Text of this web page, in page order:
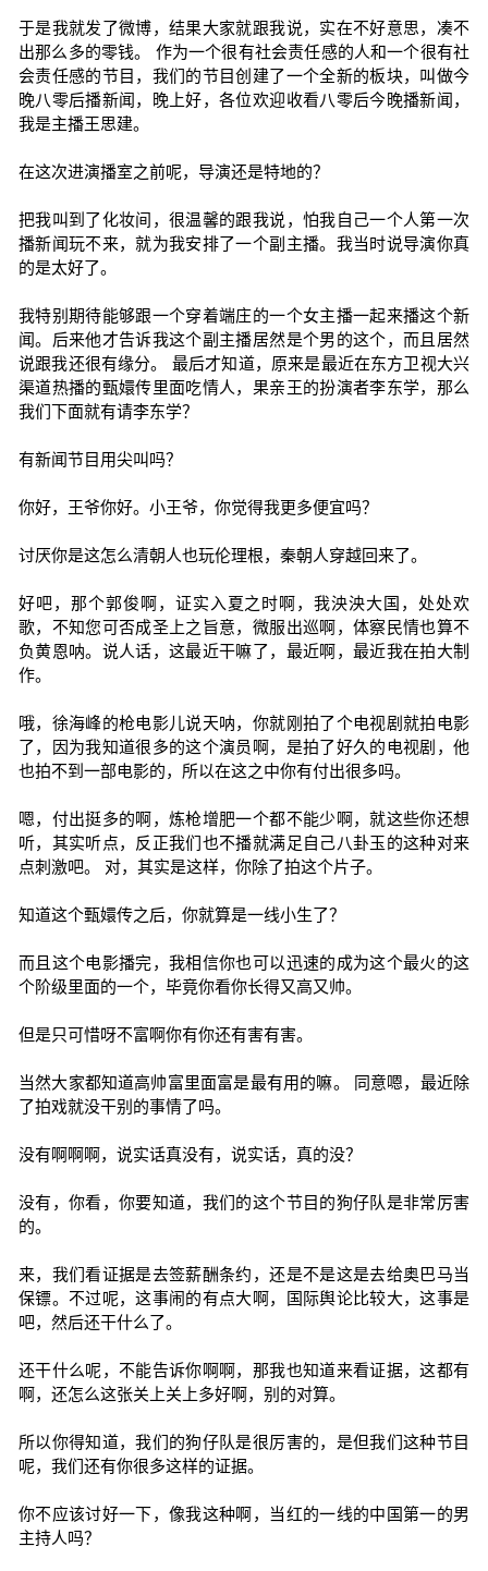
于是我就发了微博，结果大家就跟我说，实在不好意思，凑不
出那么多的零钱。 作为一个很有社会责任感的人和一个很有社
会责任感的节目，我们的节目创建了一个全新的板块，叫做今
晚八零后播新闻，晚上好，各位欢迎收看八零后今晚播新闻，
我是主播王思建。
在这次进演播室之前呢，导演还是特地的？
把我叫到了化妆间，很温馨的跟我说，怕我自己一个人第一次
播新闻玩不来，就为我安排了一个副主播。我当时说导演你真
的是太好了。
我特别期待能够跟一个穿着端庄的一个女主播一起来播这个新
闻。后来他才告诉我这个副主播居然是个男的这个，而且居然
说跟我还很有缘分。 最后才知道，原来是最近在东方卫视大兴
渠道热播的甄嬛传里面吃情人，果亲王的扮演者李东学，那么
我们下面就有请李东学？
有新闻节目用尖叫吗？
你好，王爷你好。小王爷，你觉得我更多便宜吗？
讨厌你是这怎么清朝人也玩伦理根，秦朝人穿越回来了。
好吧，那个郭俊啊，证实入夏之时啊，我泱泱大国，处处欢
歌，不知您可否成圣上之旨意，微服出巡啊，体察民情也算不
负黄恩呐。说人话，这最近干嘛了，最近啊，最近我在拍大制
作。
哦，徐海峰的枪电影儿说天呐，你就刚拍了个电视剧就拍电影
了，因为我知道很多的这个演员啊，是拍了好久的电视剧，他
也拍不到一部电影的，所以在这之中你有付出很多吗。
嗯，付出挺多的啊，炼枪增肥一个都不能少啊，就这些你还想
听，其实听点，反正我们也不播就满足自己八卦玉的这种对来
点刺激吧。 对，其实是这样，你除了拍这个片子。
知道这个甄嬛传之后，你就算是一线小生了？
而且这个电影播完，我相信你也可以迅速的成为这个最火的这
个阶级里面的一个，毕竟你看你长得又高又帅。
但是只可惜呀不富啊你有你还有害有害。
当然大家都知道高帅富里面富是最有用的嘛。 同意嗯，最近除
了拍戏就没干别的事情了吗。
没有啊啊啊，说实话真没有，说实话，真的没？
没有，你看，你要知道，我们的这个节目的狗仔队是非常厉害
的。
来，我们看证据是去签薪酬条约，还是不是这是去给奥巴马当
保镖。不过呢，这事闹的有点大啊，国际舆论比较大，这事是
吧，然后还干什么了。
还干什么呢，不能告诉你啊啊，那我也知道来看证据，这都有
啊，还怎么这张关上关上多好啊，别的对算。
所以你得知道，我们的狗仔队是很厉害的，是但我们这种节目
呢，我们还有你很多这样的证据。
你不应该讨好一下，像我这种啊，当红的一线的中国第一的男
主持人吗？